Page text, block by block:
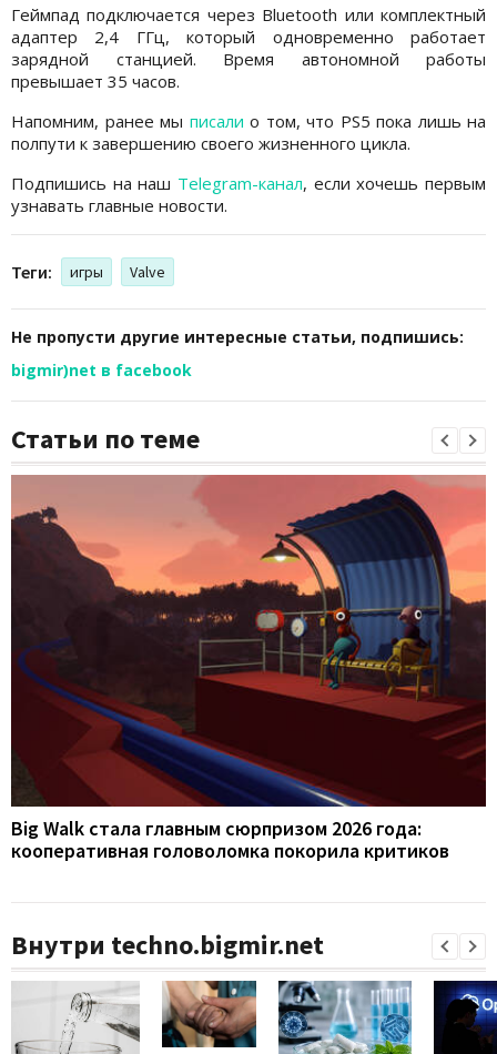
Геймпад подключается через Bluetooth или комплектный
адаптер 2,4 ГГц, который одновременно работает
зарядной станцией. Время автономной работы
превышает 35 часов.
Напомним, ранее мы писали о том, что PS5 пока лишь на
полпути к завершению своего жизненного цикла.
Подпишись на наш Telegram-канал, если хочешь первым
узнавать главные новости.
Теги: игры Valve
Не пропусти другие интересные статьи, подпишись:
bigmir)net в facebook
Статьи по теме
Big Walk стала главным сюрпризом 2026 года:
кооперативная головоломка покорила критиков
Внутри techno.bigmir.net